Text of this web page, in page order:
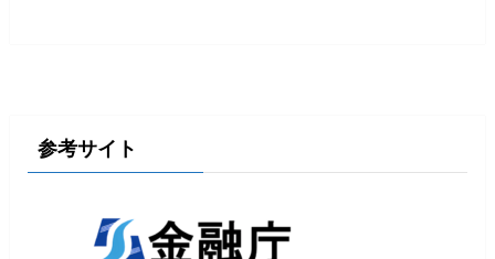
参考サイト